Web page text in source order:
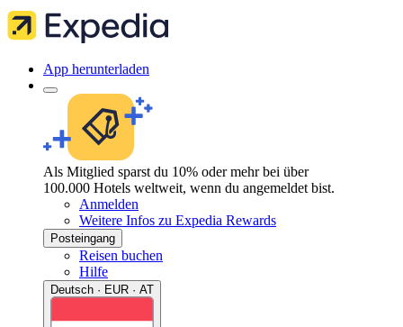
App herunterladen
Als Mitglied sparst du 10% oder mehr bei über
100.000 Hotels weltweit, wenn du angemeldet bist.
Anmelden
Weitere Infos zu Expedia Rewards
Posteingang
Reisen buchen
Hilfe
Deutsch · EUR · AT